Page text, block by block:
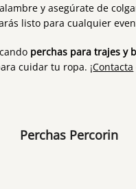
y asegúrate de
listo para cualquier
perchas para trajes y
cuidar tu ropa. ¡Contacta
Perchas Percorin